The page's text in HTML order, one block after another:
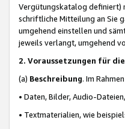
Vergütungskatalog definiert)
schriftliche Mitteilung an Sie
umgehend einstellen und
jeweils verlangt, umgehend
2. Voraussetzungen für
(a) Beschreibung. Im
• Daten, Bilder, Audio-
• Textmaterialien, wie